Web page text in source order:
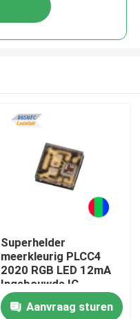
Superhelder
meerkleurig PLCC4
2020 RGB LED 12mA
Ingebouwde IC
Individuele intelligente
bedieningAanvraag sturen